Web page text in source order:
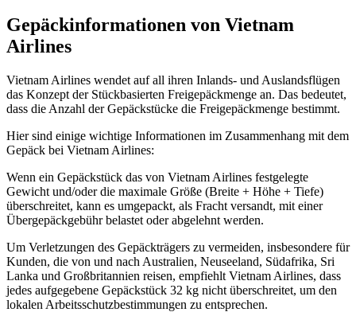
Gepäckinformationen von Vietnam
Airlines
Vietnam Airlines wendet auf all ihren Inlands- und Auslandsflügen
das Konzept der Stückbasierten Freigepäckmenge an. Das bedeutet,
dass die Anzahl der Gepäckstücke die Freigepäckmenge bestimmt.
Hier sind einige wichtige Informationen im Zusammenhang mit dem
Gepäck bei Vietnam Airlines:
Wenn ein Gepäckstück das von Vietnam Airlines festgelegte
Gewicht und/oder die maximale Größe (Breite + Höhe + Tiefe)
überschreitet, kann es umgepackt, als Fracht versandt, mit einer
Übergepäckgebühr belastet oder abgelehnt werden.
Um Verletzungen des Gepäckträgers zu vermeiden, insbesondere für
Kunden, die von und nach Australien, Neuseeland, Südafrika, Sri
Lanka und Großbritannien reisen, empfiehlt Vietnam Airlines, dass
jedes aufgegebene Gepäckstück 32 kg nicht überschreitet, um den
lokalen Arbeitsschutzbestimmungen zu entsprechen.